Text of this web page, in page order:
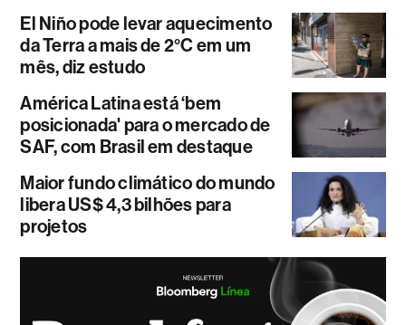
El Niño pode levar aquecimento
da Terra a mais de 2°C em um
mês, diz estudo
América Latina está ‘bem
posicionada' para o mercado de
SAF, com Brasil em destaque
Maior fundo climático do mundo
libera US$ 4,3 bilhões para
projetos